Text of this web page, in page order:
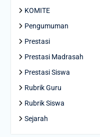
KOMITE
Pengumuman
Prestasi
Prestasi Madrasah
Prestasi Siswa
Rubrik Guru
Rubrik Siswa
Sejarah